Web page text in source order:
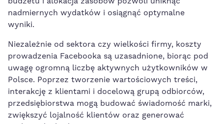
nadmiernych wydatków i osiągnąć optymalne
wyniki.
Niezależnie⁣ od sektora czy wielkości firmy,​ koszty
prowadzenia Facebooka są uzasadnione, biorąc pod
uwagę ogromną liczbę aktywnych użytkowników w
Polsce. Poprzez tworzenie wartościowych treści,
interakcję z klientami i docelową grupą odbiorców,
przedsiębiorstwa mogą budować świadomość marki,
zwiększyć lojalność klientów oraz generować